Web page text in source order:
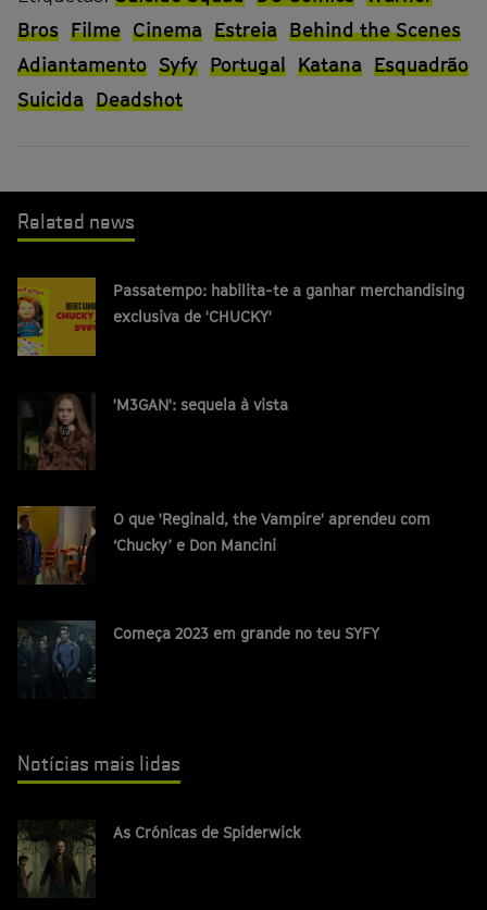
Bros Filme Cinema Estreia Behind the Scenes
Adiantamento Syfy Portugal Katana Esquadrão
Suicida Deadshot
Related news
Passatempo: habilita-te a ganhar merchandising
exclusiva de 'CHUCKY'
'M3GAN': sequela à vista
O que 'Reginald, the Vampire' aprendeu com
‘Chucky’ e Don Mancini
Começa 2023 em grande no teu SYFY
Notícias mais lidas
As Crónicas de Spiderwick